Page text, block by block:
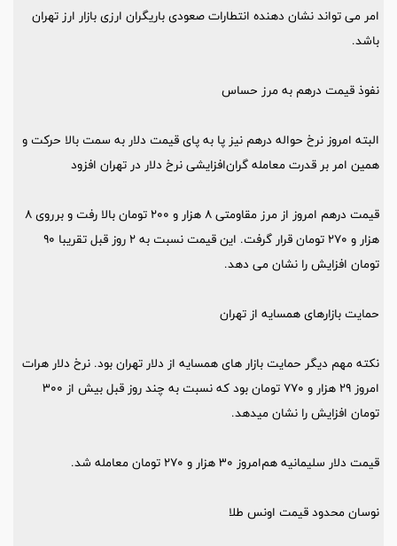
امر می تواند نشان دهنده انتطارات صعودی باریگران ارزی بازار ارز تهران
باشد.
نفوذ قیمت درهم‌ به مرز حساس
البته امروز نرخ حواله درهم نیز پا به پای قیمت دلار به سمت بالا حرکت و
همین امر بر قدرت معامله گران‌افزایشی نرخ دلار در تهران افزود
قیمت درهم امروز از مرز مقاومتی ۸ هزار و ۲۰۰ تومان بالا رفت و برروی ۸
هزار و ۲۷۰ تومان قرار گرفت. این قیمت نسبت به ۲ روز قبل تقریبا ۹۰
تومان افزایش را نشان می دهد.
حمایت بازارهای همسایه از تهران
نکته مهم دیگر حمایت بازار های همسایه از دلار تهران بود. نرخ دلار هرات
امروز ۲۹ هزار و ۷۷۰ تومان بود که نسبت به چند روز قبل بیش از ۳۰۰
تومان افزایش را نشان میدهد.
قیمت دلار سلیمانیه هم‌امروز ۳۰ هزار و ۲۷۰ تومان معامله شد.
نوسان محدود قیمت اونس طلا